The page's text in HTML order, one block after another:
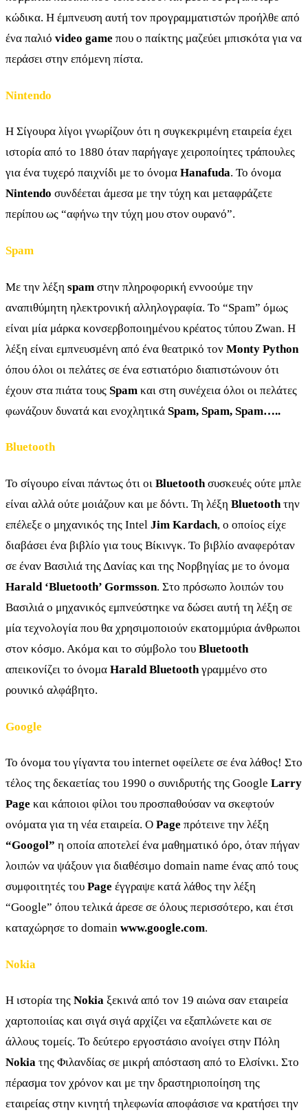
κώδικα. Η έμπνευση αυτή τον προγραμματιστών προήλθε από
ένα παλιό video game που ο παίκτης μαζεύει μπισκότα για να
περάσει στην επόμενη πίστα.
Nintendo
Η Σίγουρα λίγοι γνωρίζουν ότι η συγκεκριμένη εταιρεία έχει
ιστορία από το 1880 όταν παρήγαγε χειροποίητες τράπουλες
για ένα τυχερό παιχνίδι με το όνομα Hanafuda. Το όνομα
Nintendo συνδέεται άμεσα με την τύχη και μεταφράζετε
περίπου ως “αφήνω την τύχη μου στον ουρανό”.
Spam
Με την λέξη spam στην πληροφορική εννοούμε την
αναπιθύμητη ηλεκτρονική αλληλογραφία. Το “Spam” όμως
είναι μία μάρκα κονσερβοποιημένου κρέατος τύπου Zwan. Η
λέξη είναι εμπνευσμένη από ένα θεατρικό τον Monty Python
όπου όλοι οι πελάτες σε ένα εστιατόριο διαπιστώνουν ότι
έχουν στα πιάτα τους Spam και στη συνέχεια όλοι οι πελάτες
φωνάζουν δυνατά και ενοχλητικά Spam, Spam, Spam…..
Bluetooth
Το σίγουρο είναι πάντως ότι οι Βluetoothσυσκευές ούτε μπλε
είναι αλλά ούτε μοιάζουν και με δόντι. Τη λέξη Βluetoothτην
επέλεξε ο μηχανικός της Intel Jim Kardach, ο οποίος είχε
διαβάσει ένα βιβλίο για τους Βίκινγκ. Το βιβλίο αναφερόταν
σε έναν Βασιλιά της Δανίας και της Νορβηγίας με το όνομα
Harald ‘Bluetooth’ Gormsson. Στο πρόσωπο λοιπών του
Βασιλιά ο μηχανικός εμπνεύστηκε να δώσει αυτή τη λέξη σε
μία τεχνολογία που θα χρησιμοποιούν εκατομμύρια άνθρωποι
στον κόσμο. Ακόμα και το σύμβολο του Bluetooth
απεικονίζει το όνομα Harald Bluetoothγραμμένο στο
ρουνικό αλφάβητο.
Google
Το όνομα του γίγαντα του internet οφείλετε σε ένα λάθος! Στο
τέλος της δεκαετίας του 1990 o συνιδρυτής της Google Larry
Page και κάποιοι φίλοι του προσπαθούσαν να σκεφτούν
ονόματα για τη νέα εταιρεία. O Page πρότεινε την λέξη
“Googol” η οποία αποτελεί ένα μαθηματικό όρο, όταν πήγαν
λοιπών να ψάξουν για διαθέσιμο domain name ένας από τους
συμφοιτητές του Page έγγραψε κατά λάθος την λέξη
“Google” όπου τελικά άρεσε σε όλους περισσότερο, και έτσι
καταχώρησε το domain www.google.com.
Nokia
Η ιστορία της Nokia ξεκινά από τον 19 αιώνα σαν εταιρεία
χαρτοποιίας και σιγά σιγά αρχίζει να εξαπλώνετε και σε
άλλους τομείς. Το δεύτερο εργοστάσιο ανοίγει στην Πόλη
Nokia της Φιλανδίας σε μικρή απόσταση από το Ελσίνκι. Στο
πέρασμα τον χρόνον και με την δραστηριοποίηση της
εταιρείας στην κινητή τηλεφωνία αποφάσισε να κρατήσει την